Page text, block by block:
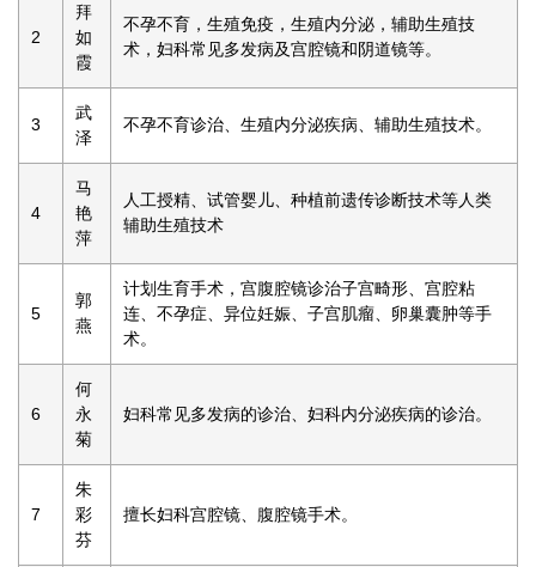
2
拜
如
霞
不孕不育，生殖免疫，生殖内分泌，辅助生殖技
术，妇科常见多发病及宫腔镜和阴道镜等。
3
武
泽
不孕不育诊治、生殖内分泌疾病、辅助生殖技术。
4
马
艳
萍
人工授精、试管婴儿、种植前遗传诊断技术等人类
辅助生殖技术
5
郭
燕
计划生育手术，宫腹腔镜诊治子宫畸形、宫腔粘
连、不孕症、异位妊娠、子宫肌瘤、卵巢囊肿等手
术。
6
何
永
菊
妇科常见多发病的诊治、妇科内分泌疾病的诊治。
7
朱
彩
芬
擅长妇科宫腔镜、腹腔镜手术。